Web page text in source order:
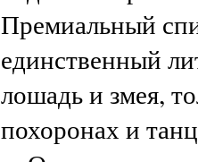
Премиальный
единственный
лошадь и змея,
похоронах и